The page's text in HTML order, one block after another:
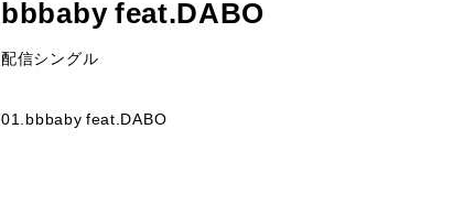
bbbaby feat.DABO
配信シングル
01.bbbaby feat.DABO